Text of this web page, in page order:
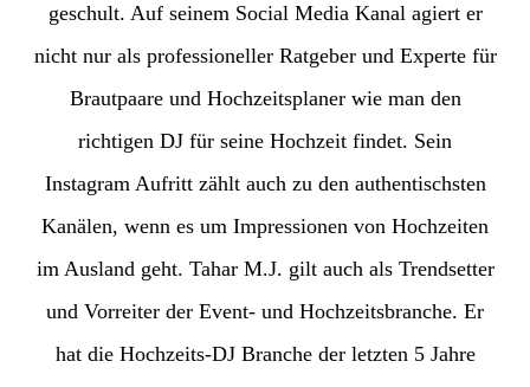
geschult. Auf seinem Social Media Kanal agiert er
nicht nur als professioneller Ratgeber und Experte für
Brautpaare und Hochzeitsplaner wie man den
richtigen DJ für seine Hochzeit findet. Sein
Instagram Aufritt zählt auch zu den authentischsten
Kanälen, wenn es um Impressionen von Hochzeiten
im Ausland geht. Tahar M.J. gilt auch als Trendsetter
und Vorreiter der Event- und Hochzeitsbranche. Er
hat die Hochzeits-DJ Branche der letzten 5 Jahre